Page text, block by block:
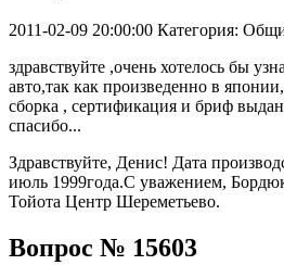
2011-02-09 20:00:00 Категория:
здравствуйте ,очень хотелось бы
авто,так как произведенно в
сборка , сертификация и бриф выдан
спасибо...
Здравствуйте, Денис! Дата
июль 1999года.С уважением,
Тойота Центр Шереметьево.
Вопрос № 15603